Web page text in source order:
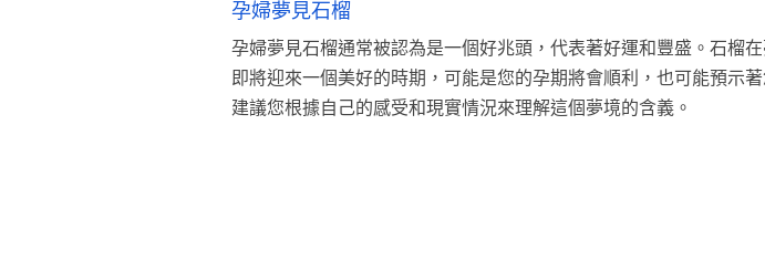
孕婦夢見石榴
孕婦夢見石榴通常被認為是一個好兆頭，代表著好運和豐盛。石榴
即將迎來一個美好的時期，可能是您的孕期將會順利，也可能預示
建議您根據自己的感受和現實情況來理解這個夢境的含義。